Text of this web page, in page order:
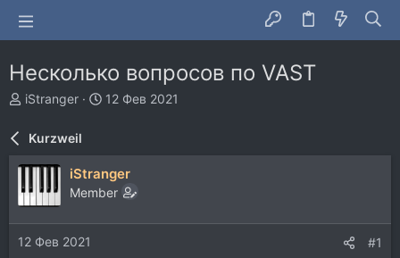
Несколько вопросов по VAST
А
т
р
ы
iStranger
Д
а
ч
12 Фев 2021
Kurzweil
iStranger
Member
12 Фев 2021 #1